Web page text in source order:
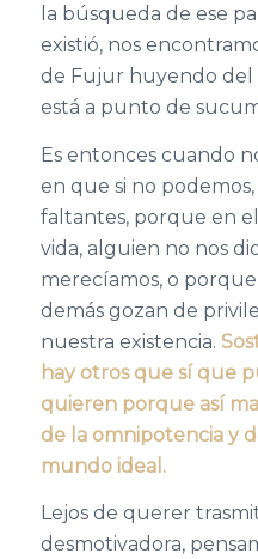
la búsqueda de ese
existió, nos
de Fujur huyendo del
está a punto de
Es entonces cuando
en que si no
faltantes, porque en
vida, alguien no nos
merecíamos, o
demás gozan de
nuestra existencia.
hay otros que sí que
quieren porque así
de la omnipotencia y
mundo ideal.
Lejos de querer
desmotivadora,